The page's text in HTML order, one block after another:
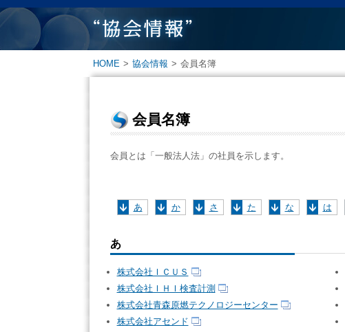
HOME > 協会情報 > 会員名簿
会員名簿
会員とは「一般法人法」の社員を示します。
あ か さ た な は
あ
株式会社ＩＣＵＳ
株式会社ＩＨＩ検査計測
株式会社青森原燃テクノロジーセンター
株式会社アセンド